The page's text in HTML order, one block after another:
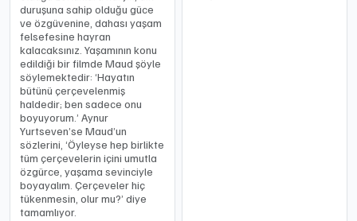
duruşuna sahip olduğu güce
ve özgüvenine, dahası yaşam
felsefesine hayran
kalacaksınız. Yaşamının konu
edildiği bir filmde Maud şöyle
söylemektedir: ‘Hayatın
bütünü çerçevelenmiş
haldedir; ben sadece onu
boyuyorum.’ Aynur
Yurtseven’se Maud’un
sözlerini, ‘Öyleyse hep birlikte
tüm çerçevelerin içini umutla
özgürce, yaşama sevinciyle
boyayalım. Çerçeveler hiç
tükenmesin, olur mu?’ diye
tamamlıyor.